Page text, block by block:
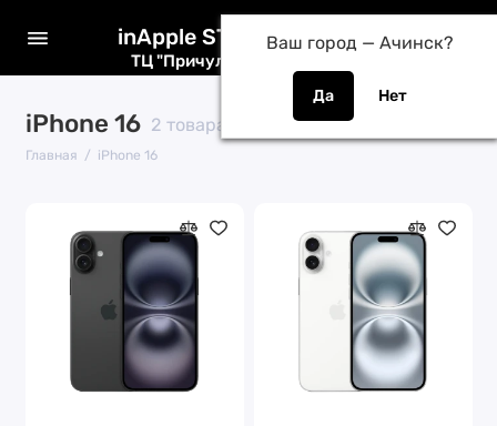
inApple STORE
ТЦ "Причулымье" / ТК "Лента"
Ваш город — Ачинск?
iPhone 16 2 товара
Главная iPhone 16